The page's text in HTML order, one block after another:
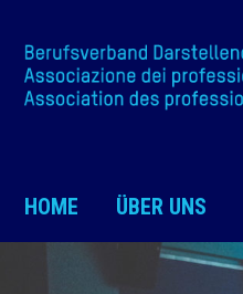
HOME ÜBER UNS